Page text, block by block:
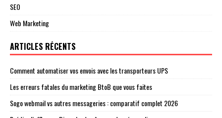
SEO
Web Marketing
ARTICLES RÉCENTS
Comment automatiser vos envois avec les transporteurs UPS
Les erreurs fatales du marketing BtoB que vous faites
Sogo webmail vs autres messageries : comparatif complet 2026